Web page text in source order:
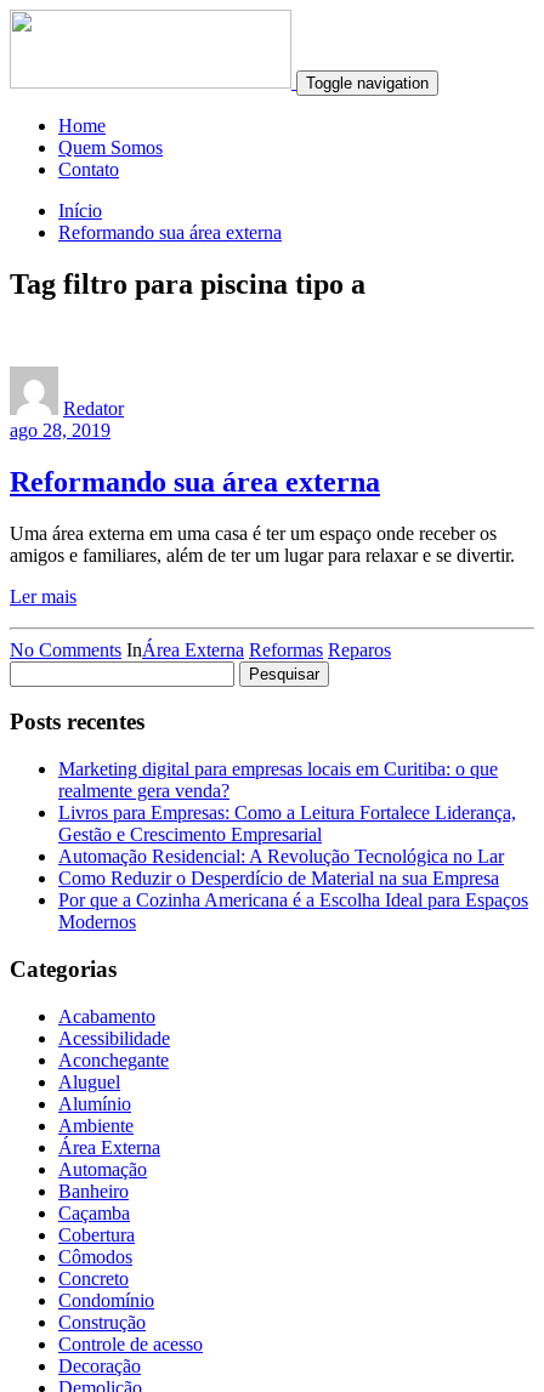
Toggle navigation
Home
Quem Somos
Contato
Início
Reformando sua área externa
Tag filtro para piscina tipo a
Redator
ago 28, 2019
Reformando sua área externa
Uma área externa em uma casa é ter um espaço onde receber os
amigos e familiares, além de ter um lugar para relaxar e se divertir.
Ler mais
No Comments InÁrea Externa Reformas Reparos
por:
Posts recentes
Marketing digital para empresas locais em Curitiba: o que
realmente gera venda?
Livros para Empresas: Como a Leitura Fortalece Liderança,
Gestão e Crescimento Empresarial
Automação Residencial: A Revolução Tecnológica no Lar
Como Reduzir o Desperdício de Material na sua Empresa
Por que a Cozinha Americana é a Escolha Ideal para Espaços
Modernos
Categorias
Acabamento
Acessibilidade
Aconchegante
Aluguel
Alumínio
Ambiente
Área Externa
Automação
Banheiro
Caçamba
Cobertura
Cômodos
Concreto
Condomínio
Construção
Controle de acesso
Decoração
Demolição